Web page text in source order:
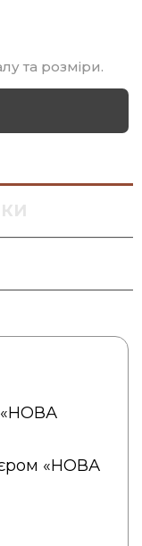
та розміри.
«НОВА
«НОВА